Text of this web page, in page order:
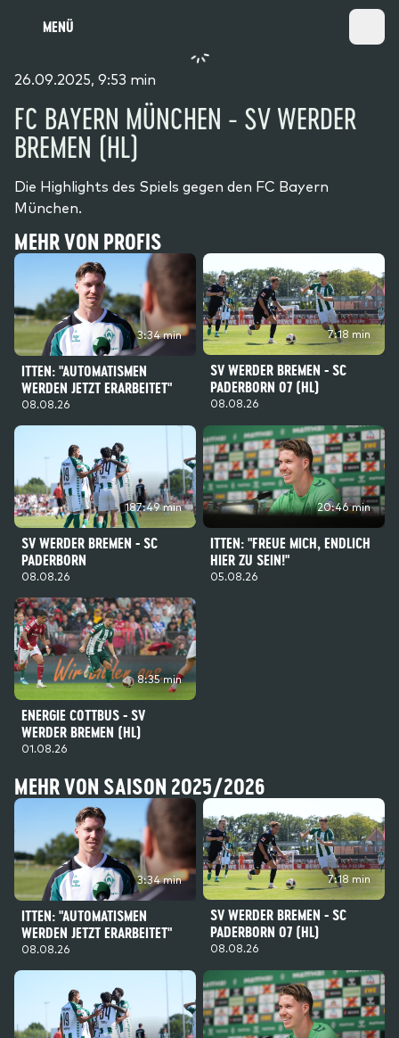
MENÜ
26.09.2025, 9:53 min
FC BAYERN MÜNCHEN - SV WERDER
BREMEN (HL)
Die Highlights des Spiels gegen den FC Bayern
München.
MEHR VON PROFIS
3:34 min
ITTEN: "AUTOMATISMEN
WERDEN JETZT ERARBEITET"
08.08.26
7:18 min
SV WERDER BREMEN - SC
PADERBORN 07 (HL)
08.08.26
187:49 min
SV WERDER BREMEN - SC
PADERBORN
08.08.26
20:46 min
ITTEN: "FREUE MICH, ENDLICH
HIER ZU SEIN!"
05.08.26
8:35 min
ENERGIE COTTBUS - SV
WERDER BREMEN (HL)
01.08.26
MEHR VON SAISON 2025/2026
3:34 min
ITTEN: "AUTOMATISMEN
WERDEN JETZT ERARBEITET"
08.08.26
7:18 min
SV WERDER BREMEN - SC
PADERBORN 07 (HL)
08.08.26